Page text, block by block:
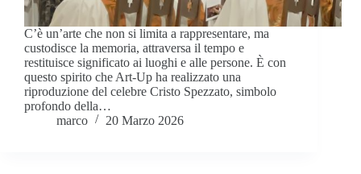
C’è un’arte che non si limita a rappresentare, ma
custodisce la memoria, attraversa il tempo e
restituisce significato ai luoghi e alle persone. È con
questo spirito che Art-Up ha realizzato una
riproduzione del celebre Cristo Spezzato, simbolo
profondo della…
marco
20 Marzo 2026